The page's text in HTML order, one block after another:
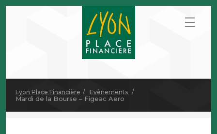
Lyon Place Financière Evènements
Mardi de la Bourse – Figeac Aero